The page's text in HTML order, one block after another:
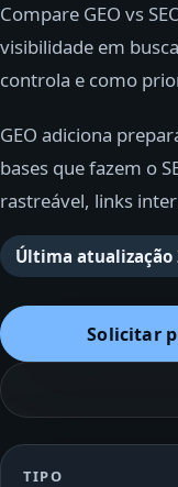
Compare GEO vs
visibilidade em
controla e como
GEO adiciona
bases que fazem o
rastreável, links
Última atualização
Solicitar
TIPO